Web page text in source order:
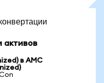
активов
в AMC